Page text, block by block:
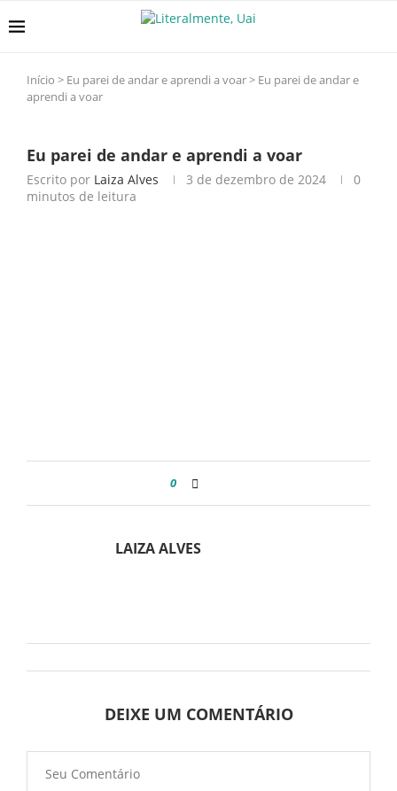
Início > Eu parei de andar e aprendi a voar> Eu parei de andar e
aprendi a voar
Eu parei de andar e aprendi a voar
Escrito por Laiza Alves 3 de dezembro de 2024
0
minutos de leitura
0
LAIZA ALVES
DEIXE UM COMENTÁRIO